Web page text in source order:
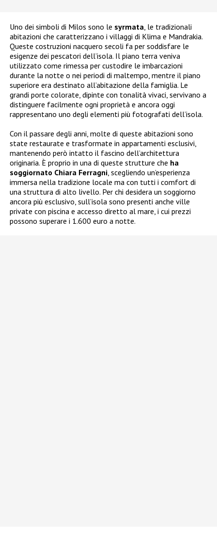
Uno dei simboli di Milos sono le syrmata, le tradizionali
abitazioni che caratterizzano i villaggi di Klima e Mandrakia.
Queste costruzioni nacquero secoli fa per soddisfare le
esigenze dei pescatori dell’isola. Il piano terra veniva
utilizzato come rimessa per custodire le imbarcazioni
durante la notte o nei periodi di maltempo, mentre il piano
superiore era destinato all’abitazione della famiglia. Le
grandi porte colorate, dipinte con tonalità vivaci, servivano a
distinguere facilmente ogni proprietà e ancora oggi
rappresentano uno degli elementi più fotografati dell’isola.
Con il passare degli anni, molte di queste abitazioni sono
state restaurate e trasformate in appartamenti esclusivi,
mantenendo però intatto il fascino dell’architettura
originaria. È proprio in una di queste strutture che ha
soggiornato Chiara Ferragni, scegliendo un’esperienza
immersa nella tradizione locale ma con tutti i comfort di
una struttura di alto livello. Per chi desidera un soggiorno
ancora più esclusivo, sull’isola sono presenti anche ville
private con piscina e accesso diretto al mare, i cui prezzi
possono superare i 1.600 euro a notte.